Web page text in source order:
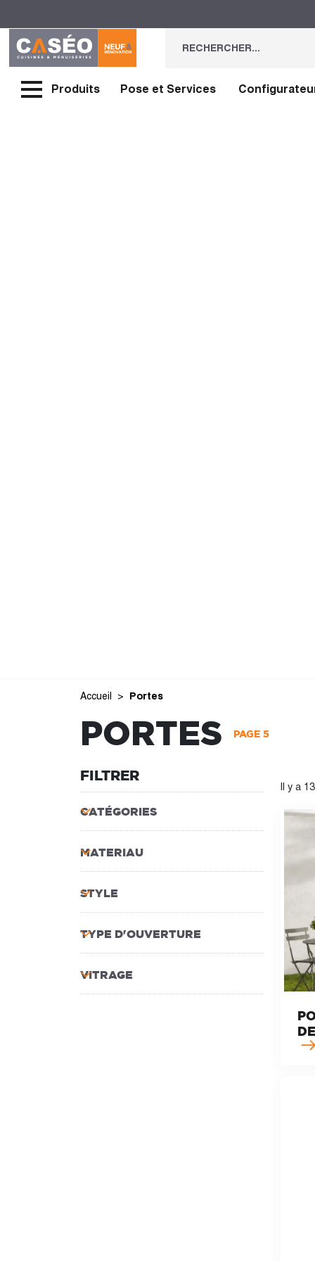
Produits Pose et Services
Accueil Portes
PORTES PAGE 5
FILTRER
CATÉGORIES
MATERIAU
STYLE
TYPE D'OUVERTURE
VITRAGE
Il y a